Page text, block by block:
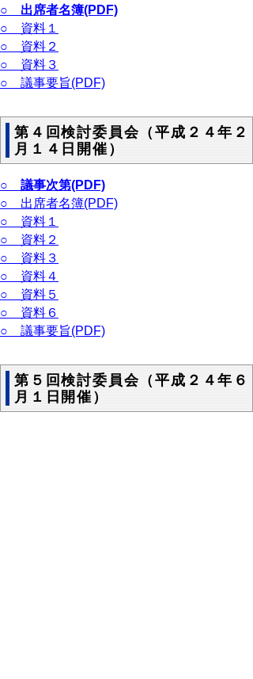
○ 出席者名簿(PDF)
○ 資料１
○ 資料２
○ 資料３
○ 議事要旨(PDF)
第４回検討委員会（平成２４年２
月１４日開催）
○ 議事次第(PDF)
○ 出席者名簿(PDF)
○ 資料１
○ 資料２
○ 資料３
○ 資料４
○ 資料５
○ 資料６
○ 議事要旨(PDF)
第５回検討委員会（平成２４年６
月１日開催）